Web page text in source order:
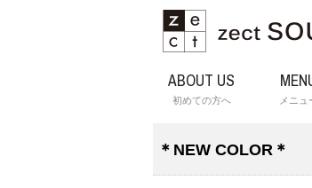
ABOUT US
初めての方へ メニュ
＊NEW COLOR＊